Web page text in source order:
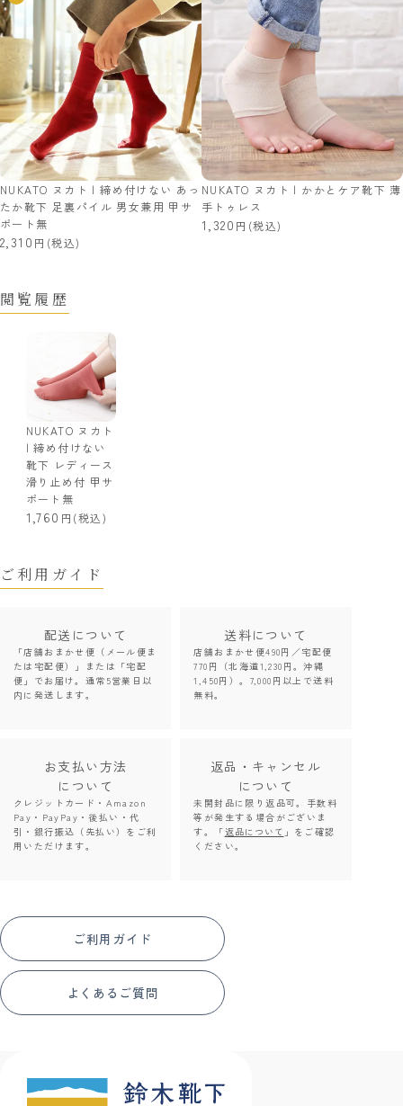
NUKATO ヌカト | 締め付けない あっ
たか靴下 足裏パイル 男女兼用 甲サ
ポート無
2,310 (税込)
NUKATO ヌカト | かかとケア靴下 薄
手トゥレス
1,320 (税込)
閲覧履歴
NUKATO ヌカト
| 締め付けない
靴下 レディース
滑り止め付 甲サ
ポート無
1,760 (税込)
ご利用ガイド
配送について
「店舗おまかせ便（メール便ま
たは宅配便）」または「宅配
便」でお届け。通常5営業日以
内に発送します。
送料について
店舗おまかせ便490円／宅配便
770円（北海道1,230円。沖縄
1,450円）。7,000円以上で送料
無料。
お支払い方法
について
クレジットカード・Amazon
Pay・PayPay・後払い・代
引・銀行振込（先払い）をご利
用いただけます。
返品・キャンセル
について
未開封品に限り返品可。手数料
等が発生する場合がございま
す。「返品について 」をご確認
ください。
ご利用ガイド
よくあるご質問